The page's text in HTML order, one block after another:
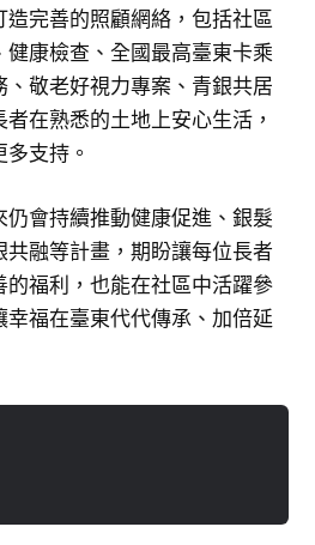
完善的照顧網絡，包括社區
健康檢查、全國最高臺東卡乘
敬老好視力專案、青銀共居
在熟悉的土地上安心生活，
支持。
會持續推動健康促進、銀髮
融等計畫，期盼讓每位長者
福利，也能在社區中活躍參
福在臺東代代傳承、加倍延